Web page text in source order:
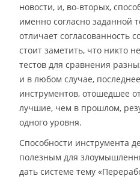
новости, и, во-вторых,
именно согласно заданной
отличает согласованность
стоит заметить, что никто
тестов для сравнения
и в любом случае,
инструментов, отошедшее
лучшие, чем в прошлом,
одного уровня.
Способности инструмента
полезным для
дать системе тему